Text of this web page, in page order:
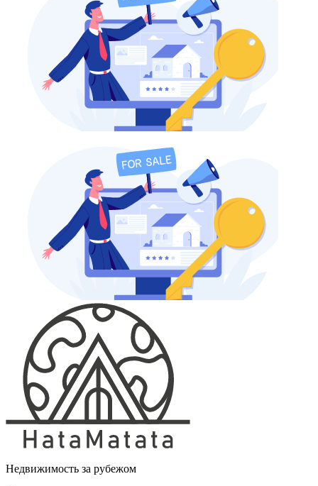
Недвижимость за рубежом